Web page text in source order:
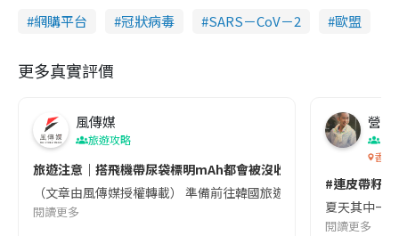
網購平台
冠狀病毒 SARS－CoV－2 歐盟
更多真實評價
風傳媒
旅遊攻略
旅遊注意｜搭飛機帶尿袋標明mAh都會被沒收😱出發前切記檢查
（文章由風傳媒授權轉載） 準備前往韓國旅遊的民眾，近期要
閱讀更多
營養
香港
#連皮帶籽
夏天其中一
閱讀更多